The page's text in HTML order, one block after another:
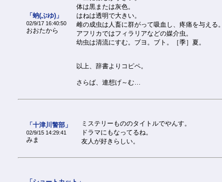
「蚋(ぶゆ)」
02/9/17 16:40:50
おおたから
体は黒または灰色。
はねは透明で大きい。
雌の成虫は人畜に群がって吸血し、疼痛を与える
アフリカではフィラリアなどの媒介虫。
幼虫は清流にすむ。ブヨ。ブト。［季］夏。
以上、辞書よりコピペ。
さらば、連想げ～む…
「十津川警部」
02/9/15 14:29:41
みま
ミステリーもののタイトルでやんす。
ドラマにもなってるね。
友人が好きらしい。